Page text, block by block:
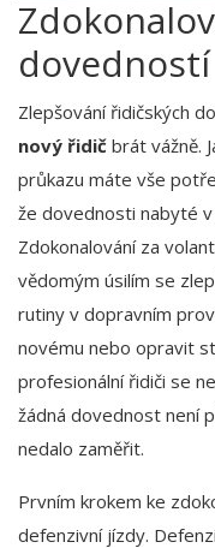
dovedností
Zlepšování řidičských
nový řidič brát vážně.
průkazu máte vše
že dovednosti nabyté
Zdokonalování za
vědomým úsilím se
rutiny v dopravním
novému nebo opravit
profesionální řidiči se
žádná dovednost není
nedalo zaměřit.
Prvním krokem ke
defenzivní jízdy.